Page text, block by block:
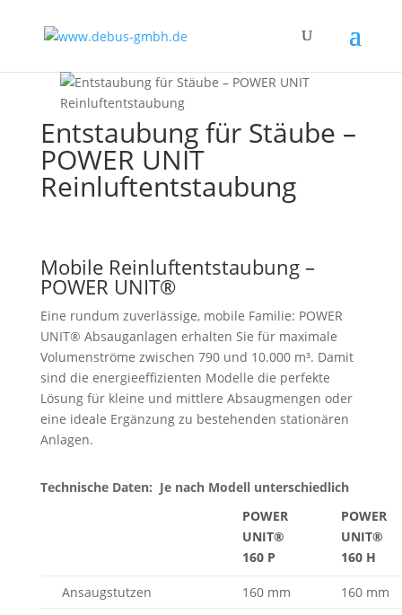
Entstaubung für Stäube –
POWER UNIT
Reinluftentstaubung
Mobile Reinluftentstaubung –
POWER UNIT®
Eine rundum zuverlässige, mobile Familie: POWER
UNIT® Absauganlagen erhalten Sie für maximale
Volumenströme zwischen 790 und 10.000 m³. Damit
sind die energieeffizienten Modelle die perfekte
Lösung für kleine und mittlere Absaugmengen oder
eine ideale Ergänzung zu bestehenden stationären
Anlagen.
Technische Daten: Je nach Modell unterschiedlich
POWER
UNIT®
160 P
POWER
UNIT®
160 H
Ansaugstutzen 160 mm 160 mm